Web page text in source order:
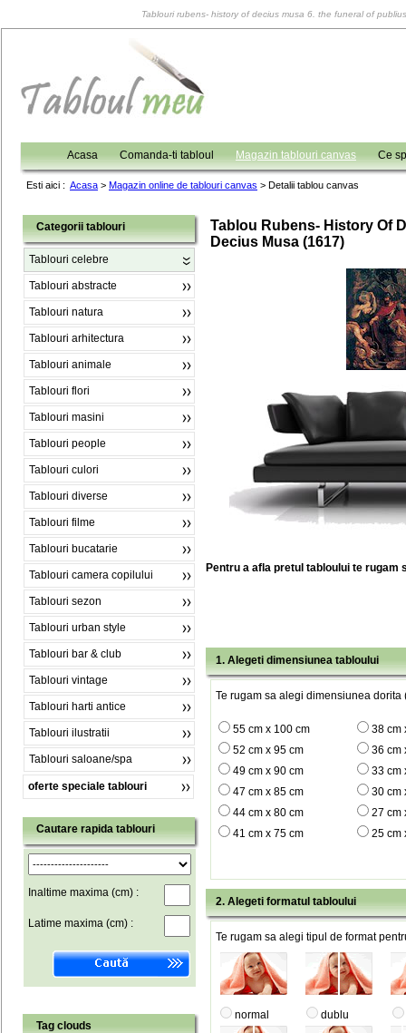
Tablouri rubens- history of decius musa 6. the funeral of
Acasa Comanda-ti tabloul Magazin tablouri canvas Ce
Esti aici : Acasa > Magazin online de tablouri canvas > Detalii tablou canvas
Categorii tablouri
Tablouri celebre
Tablouri abstracte
Tablouri natura
Tablouri arhitectura
Tablouri animale
Tablouri flori
Tablouri masini
Tablouri people
Tablouri culori
Tablouri diverse
Tablouri filme
Tablouri bucatarie
Tablouri camera copilului
Tablouri sezon
Tablouri urban style
Tablouri bar & club
Tablouri vintage
Tablouri harti antice
Tablouri ilustratii
Tablouri saloane/spa
oferte speciale tablouri
Cautare rapida tablouri
Inaltime maxima (cm) :
Latime maxima (cm) :
Tag clouds
Tablou Rubens- History Of
Decius Musa (1617)
Pentru a afla pretul tabloului te rugam
1. Alegeti dimensiunea tabloului
Te rugam sa alegi dimensiunea dorita
55 cm x 100 cm
38 cm
52 cm x 95 cm
36 cm
49 cm x 90 cm
33 cm
47 cm x 85 cm
30 cm
44 cm x 80 cm
27 cm
41 cm x 75 cm
25 cm
2. Alegeti formatul tabloului
Te rugam sa alegi tipul de format
normal dublu